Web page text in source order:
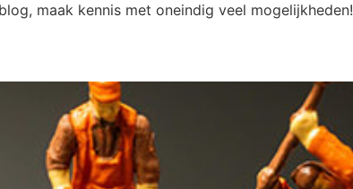
maak kennis met oneindig veel mogelijkheden!